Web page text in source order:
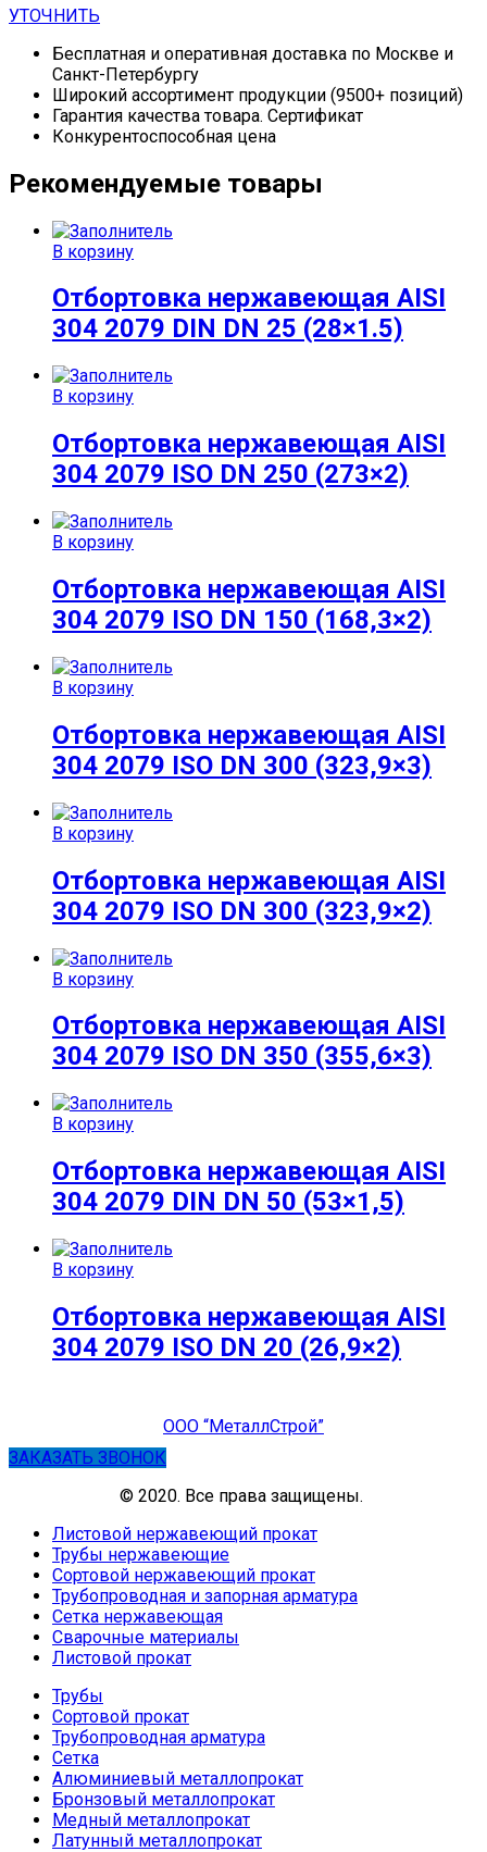
УТОЧНИТЬ
Бесплатная и оперативная доставка по Москве и
Санкт-Петербургу
Широкий ассортимент продукции (9500+ позиций)
Гарантия качества товара. Сертификат
Конкурентоспособная цена
Рекомендуемые товары
В корзину
Отбортовка нержавеющая AISI
304 2079 DIN DN 25 (28×1.5)
В корзину
Отбортовка нержавеющая AISI
304 2079 ISO DN 250 (273×2)
В корзину
Отбортовка нержавеющая AISI
304 2079 ISO DN 150 (168,3×2)
В корзину
Отбортовка нержавеющая AISI
304 2079 ISO DN 300 (323,9×3)
В корзину
Отбортовка нержавеющая AISI
304 2079 ISO DN 300 (323,9×2)
В корзину
Отбортовка нержавеющая AISI
304 2079 ISO DN 350 (355,6×3)
В корзину
Отбортовка нержавеющая AISI
304 2079 DIN DN 50 (53×1,5)
В корзину
Отбортовка нержавеющая AISI
304 2079 ISO DN 20 (26,9×2)
ООО “МеталлСтрой”
ЗАКАЗАТЬ ЗВОНОК
© 2020. Все права защищены.
Листовой нержавеющий прокат
Трубы нержавеющие
Сортовой нержавеющий прокат
Трубопроводная и запорная арматура
Сетка нержавеющая
Сварочные материалы
Листовой прокат
Трубы
Сортовой прокат
Трубопроводная арматура
Сетка
Алюминиевый металлопрокат
Бронзовый металлопрокат
Медный металлопрокат
Латунный металлопрокат